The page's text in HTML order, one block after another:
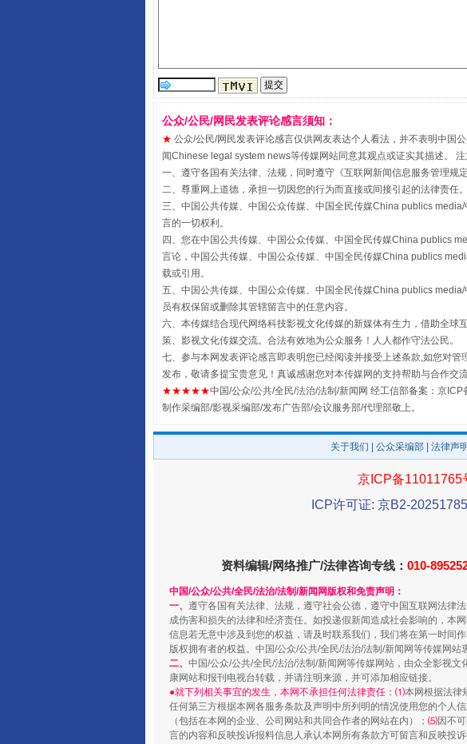
全民健身五年计划来了！等你上场
阿坝州三大球赛在茂县开幕
国家大学科技园优化重塑工作
公众/公民/网民发表评论感言须知：
★ 公众/公民/网民发表评论感言仅供网友表达个人看法，并不表明中
闻Chinese legal system news等传媒网站同意其观点或证实其描述。
一、遵守各国有关法律、法规，同时遵守《互联网新闻信息服务管理规定
二、尊重网上道德，承担一切因您的行为而直接或间接引起的法律责任。
三、中国公共传媒、中国公众传媒、中国全民传媒China publics
言的一切权利。
四、您在中国公共传媒、中国公众传媒、中国全民传媒China publics
言论，中国公共传媒、中国公众传媒、中国全民传媒China publics
载或引用。
五、中国公共传媒、中国公众传媒、中国全民传媒China publics
员有权保留或删除其管辖留言中的任意内容。
六、本传媒结合现代网络科技影视文化传媒的新媒体有生力，借助全球
策、影视文化传媒交流。合法有效地为公众服务！人人都作守法公民。
七、参与本网发表评论感言即表明您已经阅读并接受上述条款,如您对
发布，敬请多提宝贵意见！真诚感谢您对本传媒网的支持帮助与合作交
★★★★★中国/公众/公共/全民/法治/法制/新闻网 经工信部备案：京
制作采编部/影视采编部/发布广告部/会议服务部/代理部敬上。
关于我们 公众采编部 法律声明
京ICP备11011765
ICP许可证: 京B2-20251785
资料编辑/网络推广/法律咨询专线： 010-
中国/公众/公共/全民/法治/法制/新闻网版权和免责声明：
一、 遵守各国有关法律、法规，遵守社会公德，遵守中国互联网法律
成伤害和损失的法律和经济责任。如投递假新闻造成社会影响的，本
信息若无意中涉及到您的权益，请及时联系我们，我们将在第一时间
版权拥有者的权益。中国/公众/公共/全民/法治/法制/新闻网等传媒网站
二、 中国/公众/公共/全民/法治/法制/新闻网等传媒网站，由众全影视
康网站和报刊电视台转载，并请注明来源，并可添加相应链接。
●就下列相关事宜的发生，本网不承担任何法律责任：⑴本网根据法律
任何第三方根据本网各服务条款及声明中所列明的情况使用您的个人
（包括在本网的企业、公司网站和共同合作者的网站在内）； ⑸因不
言的内容和反映投诉报料信息人承认本网所有条款方可留言和反映投